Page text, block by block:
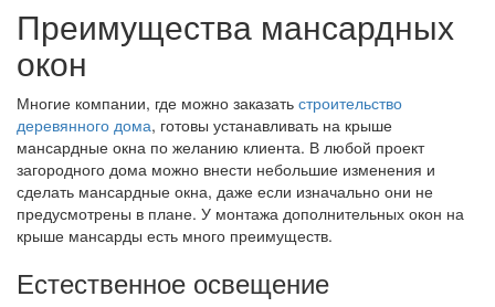
Преимущества мансардных
окон
Многие компании, где можно заказать строительство
деревянного дома, готовы устанавливать на крыше
мансардные окна по желанию клиента. В любой проект
загородного дома можно внести небольшие изменения и
сделать мансардные окна, даже если изначально они не
предусмотрены в плане. У монтажа дополнительных окон на
крыше мансарды есть много преимуществ.
Естественное освещение